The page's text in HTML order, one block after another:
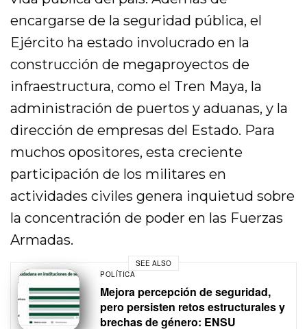
encargarse de la seguridad pública, el
Ejército ha estado involucrado en la
construcción de megaproyectos de
infraestructura, como el Tren Maya, la
administración de puertos y aduanas, y la
dirección de empresas del Estado. Para
muchos opositores, esta creciente
participación de los militares en
actividades civiles genera inquietud sobre
la concentración de poder en las Fuerzas
Armadas.
SEE ALSO
POLÍTICA
Mejora percepción de seguridad,
pero persisten retos estructurales y
brechas de género: ENSU